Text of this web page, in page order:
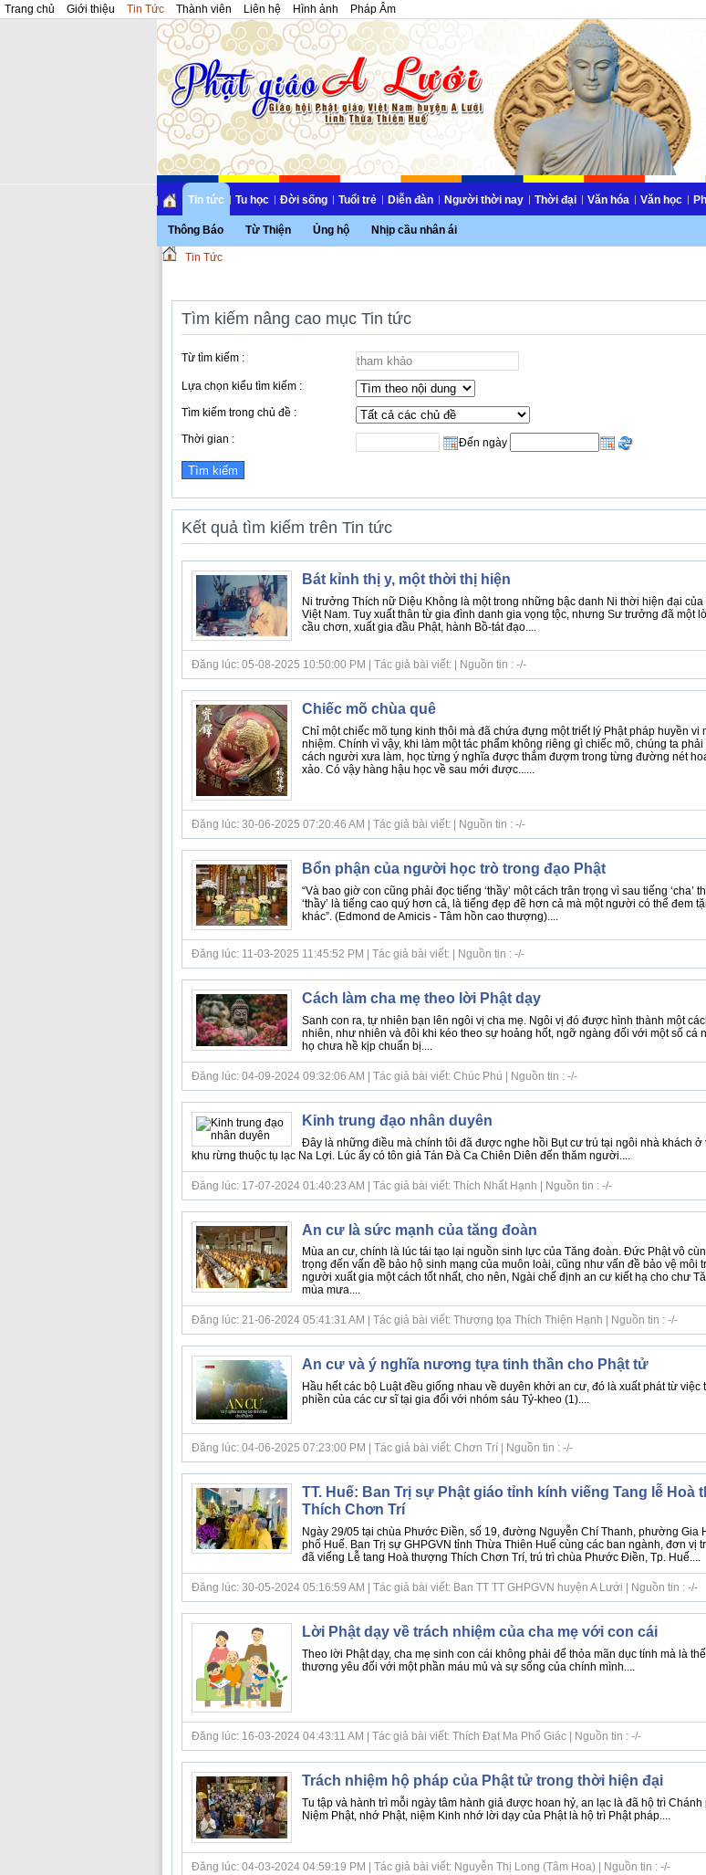
Trang chủ Giới thiệu Tin Tức Thành viên Liên hệ Hình ảnh Pháp Âm
Tin tức
Thông Báo Từ Thiện Ủng hộ Nhịp cầu nhân ái
Tu học Đời sống Tuổi trẻ Diễn đàn Người thời nay Thời đại Văn hóa Văn học
Tin Tức
Tìm kiếm nâng cao mục Tin tức
Từ tìm kiếm :
Lựa chọn kiểu tìm kiếm :
Tìm kiếm trong chủ đề :
Thời gian : Đến ngày
Kết quả tìm kiếm trên Tin tức
Bát kỉnh thị y, một thời thị hiện
Ni trưởng Thích nữ Diệu Không là một trong những bậc danh Ni thời hiện đại của
Việt Nam. Tuy xuất thân từ gia đình danh gia vọng tộc, nhưng Sư trưởng đã một
cầu chơn, xuất gia đầu Phật, hành Bồ-tát đạo....
Đăng lúc: 05-08-2025 10:50:00 PM | Tác giả bài viết: | Nguồn tin : -/-
Chiếc mõ chùa quê
Chỉ một chiếc mõ tụng kinh thôi mà đã chứa đựng một triết lý Phật pháp huyền vi
nhiệm. Chính vì vậy, khi làm một tác phẩm không riêng gì chiếc mõ, chúng ta phải
cách người xưa làm, học từng ý nghĩa được thắm đượm trong từng đường nét
xảo. Có vậy hàng hậu học về sau mới được......
Đăng lúc: 30-06-2025 07:20:46 AM | Tác giả bài viết: | Nguồn tin : -/-
Bổn phận của người học trò trong đạo Phật
“Và bao giờ con cũng phải đọc tiếng ‘thầy’ một cách trân trọng vì sau tiếng ‘cha’
‘thầy’ là tiếng cao quý hơn cả, là tiếng đẹp đẽ hơn cả mà một người có thể đem
khác”. (Edmond de Amicis - Tâm hồn cao thượng)....
Đăng lúc: 11-03-2025 11:45:52 PM | Tác giả bài viết: | Nguồn tin : -/-
Cách làm cha mẹ theo lời Phật dạy
Sanh con ra, tự nhiên bạn lên ngôi vị cha mẹ. Ngôi vị đó được hình thành một
nhiên, như nhiên và đôi khi kéo theo sự hoảng hốt, ngỡ ngàng đối với một số cá
họ chưa hề kịp chuẩn bị....
Đăng lúc: 04-09-2024 09:32:06 AM | Tác giả bài viết: Chúc Phú | Nguồn tin : -/-
Kinh trung đạo nhân duyên
Đây là những điều mà chính tôi đã được nghe hồi Bụt cư trú tại ngôi nhà khách ở
khu rừng thuộc tụ lạc Na Lợi. Lúc ấy có tôn giả Tán Đà Ca Chiên Diên đến thăm người....
Đăng lúc: 17-07-2024 01:40:23 AM | Tác giả bài viết: Thích Nhất Hạnh | Nguồn tin : -/-
An cư là sức mạnh của tăng đoàn
Mùa an cư, chính là lúc tái tạo lại nguồn sinh lực của Tăng đoàn. Đức Phật vô
trọng đến vấn đề bảo hộ sinh mạng của muôn loài, cũng như vấn đề bảo vệ môi
người xuất gia một cách tốt nhất, cho nên, Ngài chế định an cư kiết hạ cho chư
mùa mưa....
Đăng lúc: 21-06-2024 05:41:31 AM | Tác giả bài viết: Thượng tọa Thích Thiện Hạnh | Nguồn tin : -/-
An cư và ý nghĩa nương tựa tinh thần cho Phật tử
Hầu hết các bộ Luật đều giống nhau về duyên khởi an cư, đó là xuất phát từ việc
phiền của các cư sĩ tại gia đối với nhóm sáu Tỷ-kheo (1)....
Đăng lúc: 04-06-2025 07:23:00 PM | Tác giả bài viết: Chơn Trí | Nguồn tin : -/-
TT. Huế: Ban Trị sự Phật giáo tỉnh kính viếng Tang lễ Hoà
Thích Chơn Trí
Ngày 29/05 tại chùa Phước Điền, số 19, đường Nguyễn Chí Thanh, phường Gia
phố Huế. Ban Trị sự GHPGVN tỉnh Thừa Thiên Huế cùng các ban ngành, đơn vị
đã viếng Lễ tang Hoà thượng Thích Chơn Trí, trú trì chùa Phước Điền, Tp. Huế....
Đăng lúc: 30-05-2024 05:16:59 AM | Tác giả bài viết: Ban TT TT GHPGVN huyện A Lưới | Nguồn tin : -/-
Lời Phật dạy về trách nhiệm của cha mẹ với con cái
Theo lời Phật dạy, cha mẹ sinh con cái không phải để thỏa mãn dục tính mà là
thương yêu đối với một phần máu mủ và sự sống của chính mình....
Đăng lúc: 16-03-2024 04:43:11 AM | Tác giả bài viết: Thích Đạt Ma Phổ Giác | Nguồn tin : -/-
Trách nhiệm hộ pháp của Phật tử trong thời hiện đại
Tu tập và hành trì mỗi ngày tâm hành giả được hoan hỷ, an lạc là đã hộ trì Chánh
Niệm Phật, nhớ Phật, niệm Kinh nhớ lời dạy của Phật là hộ trì Phật pháp....
Đăng lúc: 04-03-2024 04:59:19 PM | Tác giả bài viết: Nguyễn Thị Long (Tâm Hoa) | Nguồn tin : -/-